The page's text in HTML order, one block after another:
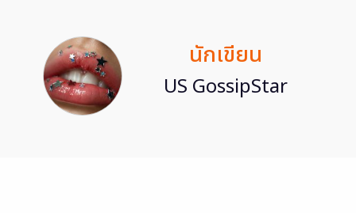
นักเขียน
US GossipStar